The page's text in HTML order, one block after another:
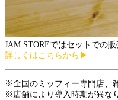
JAM STOREではセットでの販
詳しくはこちらから▶
※全国のミッフィー専門店、
※店舗により導入時期が異な